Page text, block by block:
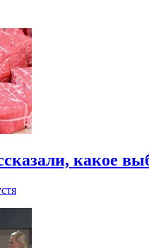
какое